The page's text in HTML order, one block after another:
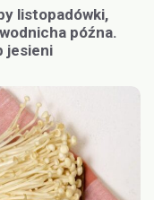
listopadówki,
późna.
jesieni